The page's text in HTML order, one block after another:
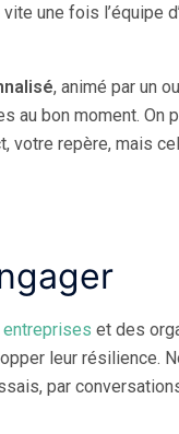
une fois l’équipe
, animé par un
au bon moment. On
votre repère, mais
entreprises et des
leur résilience.
par